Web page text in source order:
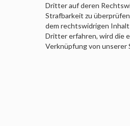
Dritter auf deren
Strafbarkeit zu
dem rechtswidrigen
Dritter erfahren, wird die
Verknüpfung von